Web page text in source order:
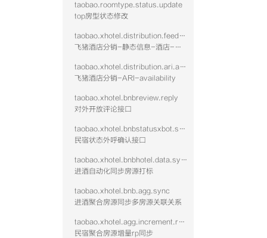
taobao.roomtype.status.update
top房型状态修改
taobao.xhotel.distribution.feed.hotel.query
飞猪酒店分销-静态信息-酒店-查询
taobao.xhotel.distribution.ari.availability
飞猪酒店分销-ARI-availability
taobao.xhotel.bnbreview.reply
对外开放评论接口
taobao.xhotel.bnbstatusxbot.send
民宿状态外呼确认接口
taobao.xhotel.bnbhotel.data.sync
进酒自动化同步房源打标
taobao.xhotel.bnb.agg.sync
进酒聚合房源同步多房源关联关系
taobao.xhotel.agg.increment.rp.sync
民宿聚合房源增量rp同步